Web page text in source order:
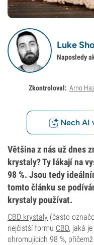
Luke
Naposledy
Zkontroloval: Arno
Nech AI
Většina z nás už dnes
krystaly? Ty lákají na
98 %. Jsou tedy
tomto článku se
krystaly používat.
CBD krystaly (často
nejčistší formu CBD, jaká
ohromujících 98 %,